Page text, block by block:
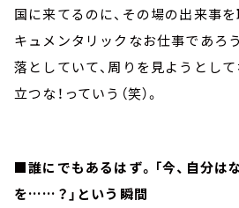
国に来てるのに、その場の出来事
キュメンタリックなお仕事であろ
落としていて、周りを見ようとし
立つな！っていう（笑）。
■誰にでもあるはず。「今、自分は
を……？」という瞬間